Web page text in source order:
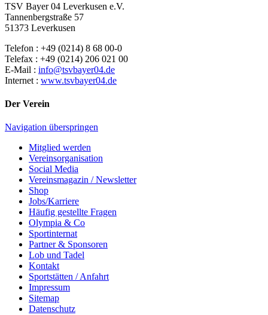
TSV Bayer 04 Leverkusen e.V.
Tannenbergstraße 57
51373 Leverkusen
Telefon : +49 (0214) 8 68 00-0
Telefax : +49 (0214) 206 021 00
E-Mail : info@tsvbayer04.de
Internet : www.tsvbayer04.de
Der Verein
Navigation überspringen
Mitglied werden
Vereinsorganisation
Social Media
Vereinsmagazin / Newsletter
Shop
Jobs/Karriere
Häufig gestellte Fragen
Olympia & Co
Sportinternat
Partner & Sponsoren
Lob und Tadel
Kontakt
Sportstätten / Anfahrt
Impressum
Sitemap
Datenschutz